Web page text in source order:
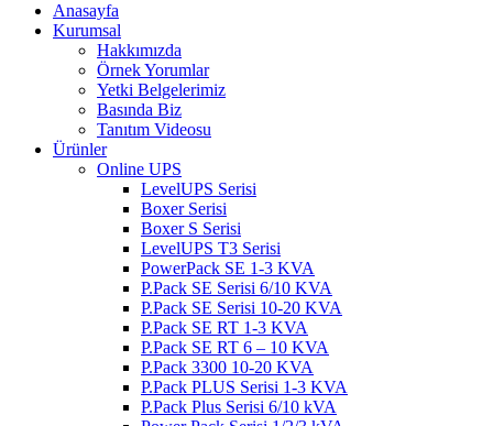
Anasayfa
Kurumsal
Hakkımızda
Örnek Yorumlar
Yetki Belgelerimiz
Basında Biz
Tanıtım Videosu
Ürünler
Online UPS
LevelUPS Serisi
Boxer Serisi
Boxer S Serisi
LevelUPS T3 Serisi
PowerPack SE 1-3 KVA
P.Pack SE Serisi 6/10 KVA
P.Pack SE Serisi 10-20 KVA
P.Pack SE RT 1-3 KVA
P.Pack SE RT 6 – 10 KVA
P.Pack 3300 10-20 KVA
P.Pack PLUS Serisi 1-3 KVA
P.Pack Plus Serisi 6/10 kVA